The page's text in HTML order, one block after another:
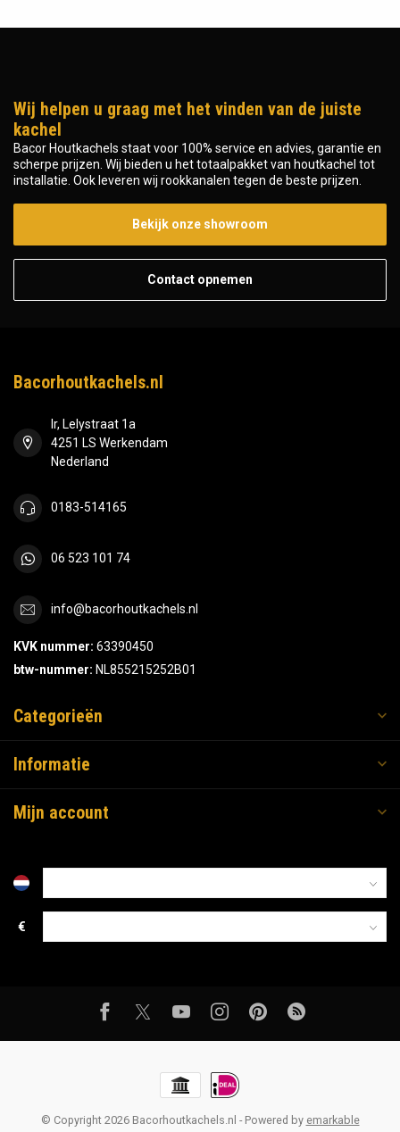
Wij helpen u graag met het vinden van de juiste
kachel
Bacor Houtkachels staat voor 100% service en advies, garantie en
scherpe prijzen. Wij bieden u het totaalpakket van houtkachel tot
installatie. Ook leveren wij rookkanalen tegen de beste prijzen.
Bekijk onze showroom
Contact opnemen
Bacorhoutkachels.nl
Ir, Lelystraat 1a
4251 LS Werkendam
Nederland
0183-514165
06 523 101 74
info@bacorhoutkachels.nl
KVK nummer: 63390450
btw-nummer: NL855215252B01
Categorieën
Informatie
Mijn account
€
© Copyright 2026 Bacorhoutkachels.nl - Powered by emarkable